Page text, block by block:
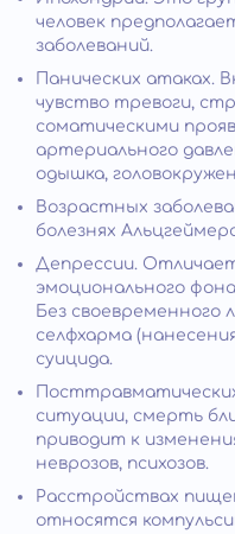
человек
заболеваний.
Панических атаках.
чувство тревоги,
соматическими
артериального
одышка,
Возрастных
болезнях
Депрессии.
эмоционального
Без своевременного
селфхарма
суицида.
ситуации, смерть
приводит к
неврозов, психозов.
Расстройствах
относятся